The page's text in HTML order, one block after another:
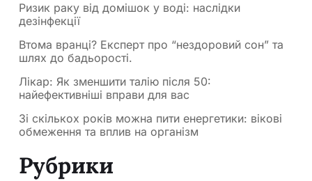
Ризик раку від домішок у воді: наслідки
дезінфекції
Втома вранці? Експерт про “нездоровий сон” та
шлях до бадьорості.
Лікар: Як зменшити талію після 50:
найефективніші вправи для вас
Зі скількох років можна пити енергетики: вікові
обмеження та вплив на організм
Рубрики